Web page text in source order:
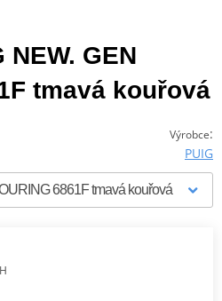
GEN
tmavá kouřová
Výrobce:
PUIG